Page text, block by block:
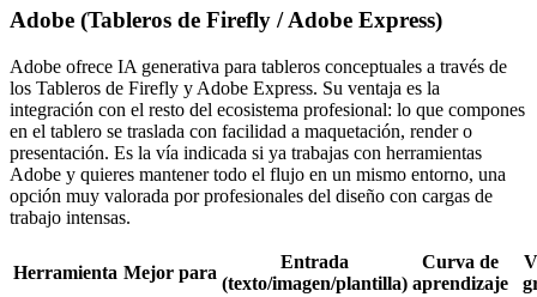
Adobe (Tableros de Firefly / Adobe Express)
Adobe ofrece IA generativa para tableros conceptuales a través de
los Tableros de Firefly y Adobe Express. Su ventaja es la
integración con el resto del ecosistema profesional: lo que compones
en el tablero se traslada con facilidad a maquetación, render o
presentación. Es la vía indicada si ya trabajas con herramientas
Adobe y quieres mantener todo el flujo en un mismo entorno, una
opción muy valorada por profesionales del diseño con cargas de
trabajo intensas.
Herramienta Mejor para
Entrada
(texto/imagen/plantilla)
Curva de
aprendizaje